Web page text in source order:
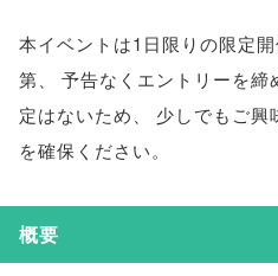
本イベントは1日限りの限定開
第
予告なくエントリーを締
定はないため
少しでもご興
を確保ください。
概要